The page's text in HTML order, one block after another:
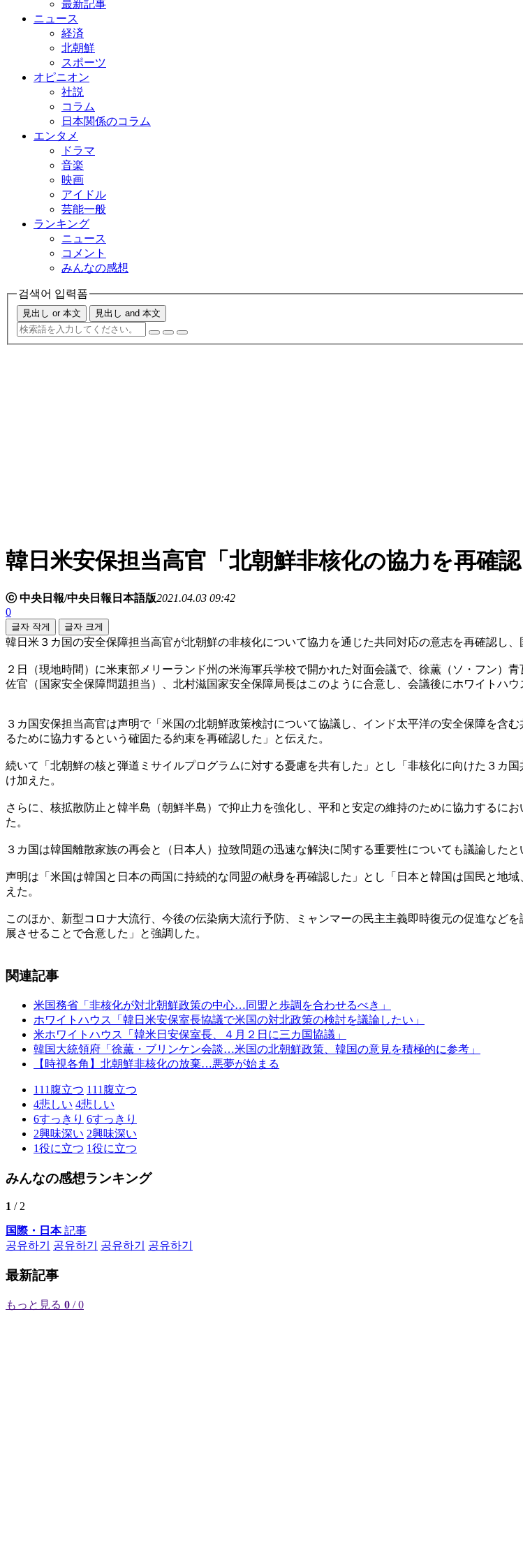
最新記事
ニュース
経済
北朝鮮
スポーツ
オピニオン
社説
コラム
日本関係のコラム
エンタメ
ドラマ
音楽
映画
アイドル
芸能一般
ランキング
ニュース
コメント
みんなの感想
검색어 입력폼
見出し or 本文 見出し and 本文
韓日米安保担当高官「北朝鮮非核化の協力を再確
ⓒ 中央日報/中央日報日本語版2021.04.03 09:42
0
글자 작게 글자 크게
韓日米３カ国の安全保障担当高官が北朝鮮の非核化について協力を通じた共同対応の意志を再確認し
２日（現地時間）に米東部メリーランド州の米海軍兵学校で開かれた対面会議で、徐薫（ソ・フン）
佐官（国家安全保障問題担当）、北村滋国家安全保障局長はこのように合意し、会議後にホワイトハ
３カ国安保担当高官は声明で「米国の北朝鮮政策検討について協議し、インド太平洋の安全保障を含
るために協力するという確固たる約束を再確認した」と伝えた。
続いて「北朝鮮の核と弾道ミサイルプログラムに対する憂慮を共有した」とし「非核化に向けた３カ
け加えた。
さらに、核拡散防止と韓半島（朝鮮半島）で抑止力を強化し、平和と安定の維持のために協力するに
た。
３カ国は韓国離散家族の再会と（日本人）拉致問題の迅速な解決に関する重要性についても議論したと
声明は「米国は韓国と日本の両国に持続的な同盟の献身を再確認した」とし「日本と韓国は国民と地
えた。
このほか、新型コロナ大流行、今後の伝染病大流行予防、ミャンマーの民主主義即時復元の促進など
展させることで合意した」と強調した。
関連記事
米国務省「非核化が対北朝鮮政策の中心…同盟と歩調を合わせるべき」
ホワイトハウス「韓日米安保室長協議で米国の対北政策の検討を議論したい」
米ホワイトハウス「韓米日安保室長、４月２日に三カ国協議」
韓国大統領府「徐薫・ブリンケン会談…米国の北朝鮮政策、韓国の意見を積極的に参考」
【時視各角】北朝鮮非核化の放棄…悪夢が始まる
111 腹立つ 111 腹立つ
4悲しい 4悲しい
6すっきり 6すっきり
2興味深い 2興味深い
1役に立つ 1役に立つ
みんなの感想ランキング
1 / 2
国際・日本記事
공유하기
공유하기 공유하기 공유하기
最新記事
もっと見る 0 / 0